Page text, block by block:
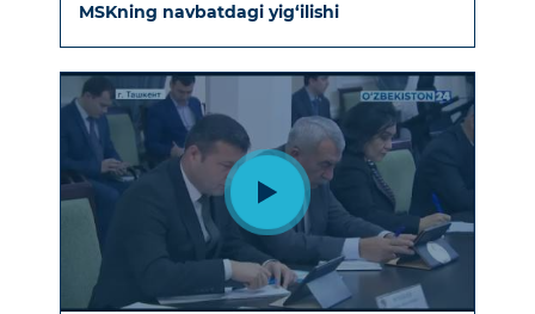
MSKning navbatdagi yig‘ilishi